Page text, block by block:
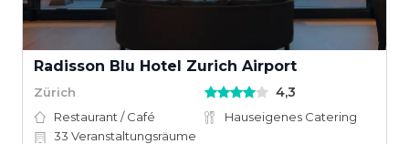
Radisson Blu Hotel Zurich Airport
Zürich 4,3
Restaurant / Café
Hauseigenes Catering
33 Veranstaltungsräume